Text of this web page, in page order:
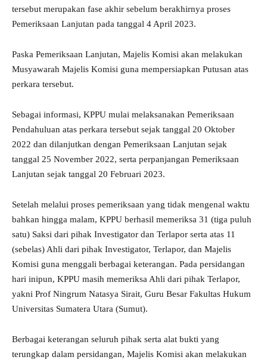
tersebut merupakan fase akhir sebelum berakhirnya proses
Pemeriksaan Lanjutan pada tanggal 4 April 2023.
Paska Pemeriksaan Lanjutan, Majelis Komisi akan melakukan
Musyawarah Majelis Komisi guna mempersiapkan Putusan atas
perkara tersebut.
Sebagai informasi, KPPU mulai melaksanakan Pemeriksaan
Pendahuluan atas perkara tersebut sejak tanggal 20 Oktober
2022 dan dilanjutkan dengan Pemeriksaan Lanjutan sejak
tanggal 25 November 2022, serta perpanjangan Pemeriksaan
Lanjutan sejak tanggal 20 Februari 2023.
Setelah melalui proses pemeriksaan yang tidak mengenal waktu
bahkan hingga malam, KPPU berhasil memeriksa 31 (tiga puluh
satu) Saksi dari pihak Investigator dan Terlapor serta atas 11
(sebelas) Ahli dari pihak Investigator, Terlapor, dan Majelis
Komisi guna menggali berbagai keterangan. Pada persidangan
hari inipun, KPPU masih memeriksa Ahli dari pihak Terlapor,
yakni Prof Ningrum Natasya Sirait, Guru Besar Fakultas Hukum
Universitas Sumatera Utara (Sumut).
Berbagai keterangan seluruh pihak serta alat bukti yang
terungkap dalam persidangan, Majelis Komisi akan melakukan